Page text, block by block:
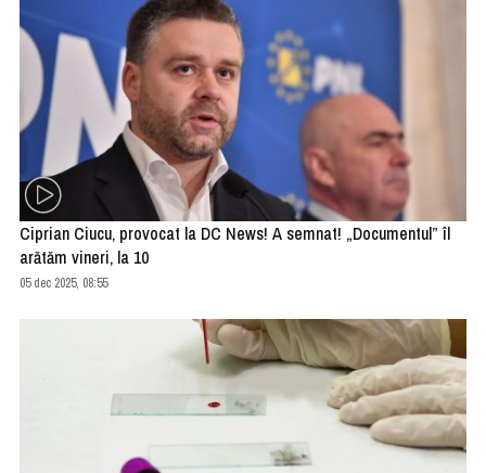
Ciprian Ciucu, provocat la DC News! A semnat! „Documentul” îl
arătăm vineri, la 10
05 dec 2025, 08:55